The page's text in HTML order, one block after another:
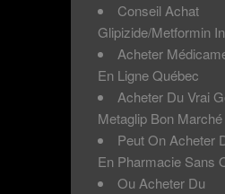
Conseil Achat
Glipizide/Metformin
Acheter
En Ligne Québec
Acheter Du Vrai
Metaglip Bon Marché
Peut On Acheter
En Pharmacie Sans
Ou Acheter Du